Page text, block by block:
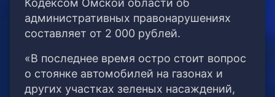
Кодексом Омской области об
административных правонарушениях
составляет от 2 000 рублей.
«В последнее время остро стоит вопрос
о стоянке автомобилей на газонах и
других участках зеленых насаждений,